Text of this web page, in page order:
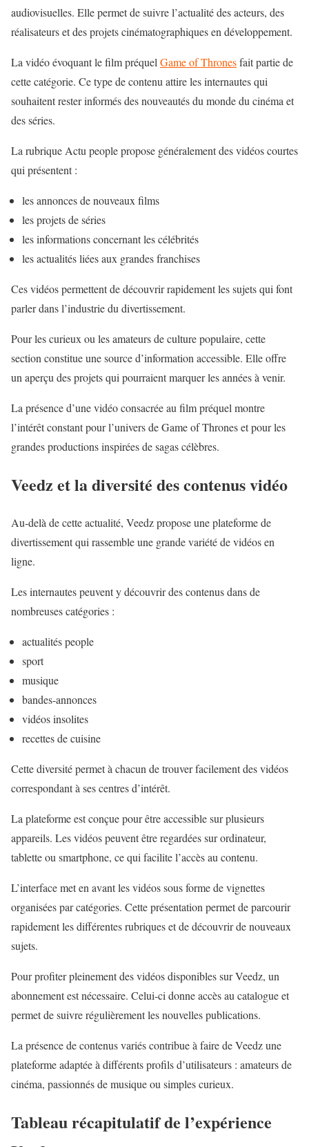
audiovisuelles. Elle permet de suivre l’actualité des acteurs, des
réalisateurs et des projets cinématographiques en développement.
La vidéo évoquant le film préquel Game of Thronesfait partie de
cette catégorie. Ce type de contenu attire les internautes qui
souhaitent rester informés des nouveautés du monde du cinéma et
des séries.
La rubrique Actu people propose généralement des vidéos courtes
qui présentent :
les annonces de nouveaux films
les projets de séries
les informations concernant les célébrités
les actualités liées aux grandes franchises
Ces vidéos permettent de découvrir rapidement les sujets qui font
parler dans l’industrie du divertissement.
Pour les curieux ou les amateurs de culture populaire, cette
section constitue une source d’information accessible. Elle offre
un aperçu des projets qui pourraient marquer les années à venir.
La présence d’une vidéo consacrée au film préquel montre
l’intérêt constant pour l’univers de Game of Thrones et pour les
grandes productions inspirées de sagas célèbres.
Veedz et la diversité des contenus vidéo
Au-delà de cette actualité, Veedz propose une plateforme de
divertissement qui rassemble une grande variété de vidéos en
ligne.
Les internautes peuvent y découvrir des contenus dans de
nombreuses catégories :
actualités people
sport
musique
bandes-annonces
vidéos insolites
recettes de cuisine
Cette diversité permet à chacun de trouver facilement des vidéos
correspondant à ses centres d’intérêt.
La plateforme est conçue pour être accessible sur plusieurs
appareils. Les vidéos peuvent être regardées sur ordinateur,
tablette ou smartphone, ce qui facilite l’accès au contenu.
L’interface met en avant les vidéos sous forme de vignettes
organisées par catégories. Cette présentation permet de parcourir
rapidement les différentes rubriques et de découvrir de nouveaux
sujets.
Pour profiter pleinement des vidéos disponibles sur Veedz, un
abonnement est nécessaire. Celui-ci donne accès au catalogue et
permet de suivre régulièrement les nouvelles publications.
La présence de contenus variés contribue à faire de Veedz une
plateforme adaptée à différents profils d’utilisateurs : amateurs de
cinéma, passionnés de musique ou simples curieux.
Tableau récapitulatif de l’expérience